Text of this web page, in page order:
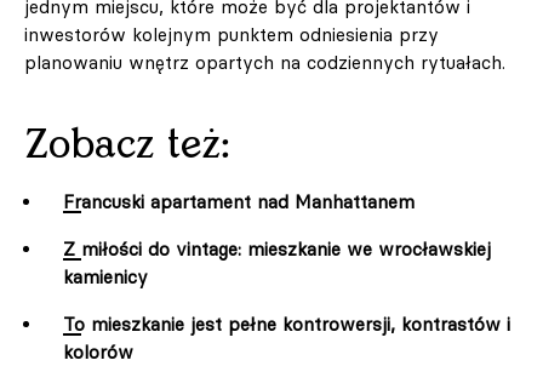
jednym miejscu, które może być dla projektantów i
inwestorów kolejnym punktem odniesienia przy
planowaniu wnętrz opartych na codziennych rytuałach.
Zobacz też:
Francuski apartament nad Manhattanem
Z miłości do vintage: mieszkanie we wrocławskiej
kamienicy
To mieszkanie jest pełne kontrowersji, kontrastów i
kolorów